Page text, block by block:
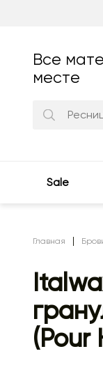
Все
месте
Sale
Главная
(Pour